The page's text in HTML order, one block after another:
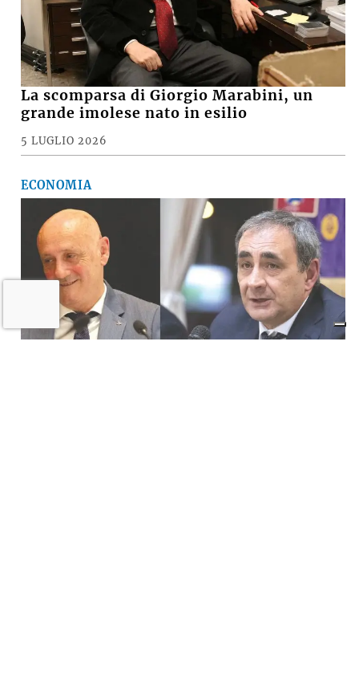
La scomparsa di Giorgio Marabini, un
grande imolese nato in esilio
5 LUGLIO 2026
ECONOMIA